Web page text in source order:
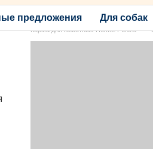
предложения Для собак
Корма для животных HOME FOOD